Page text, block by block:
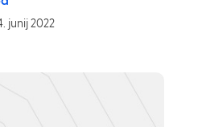
junij 2022